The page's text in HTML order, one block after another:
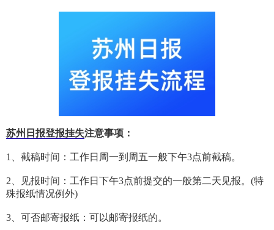
苏州日报登报挂失注意事项：
1、截稿时间：工作日周一到周五一般下午3点前截稿。
2、见报时间：工作日下午3点前提交的一般第二天见报。(特
殊报纸情况例外)
3、可否邮寄报纸：可以邮寄报纸的。